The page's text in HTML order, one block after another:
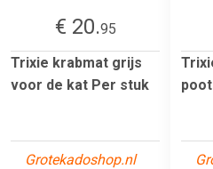
€ 20.95
Trixie krabmat grijs
voor de kat Per stuk
Grotekadoshop.nl